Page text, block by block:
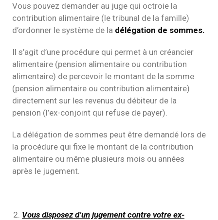
Vous pouvez demander au juge qui octroie la
contribution alimentaire (le tribunal de la famille)
d’ordonner le système de la délégation de sommes.
Il s’agit d’une procédure qui permet à un créancier
alimentaire (pension alimentaire ou contribution
alimentaire) de percevoir le montant de la somme
(pension alimentaire ou contribution alimentaire)
directement sur les revenus du débiteur de la
pension (l’ex-conjoint qui refuse de payer).
La délégation de sommes peut être demandé lors de
la procédure qui fixe le montant de la contribution
alimentaire ou même plusieurs mois ou années
après le jugement.
Vous disposez d’un jugement contre votre ex-